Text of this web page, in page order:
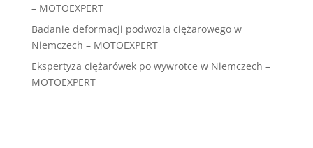
– MOTOEXPERT
Badanie deformacji podwozia ciężarowego w
Niemczech – MOTOEXPERT
Ekspertyza ciężarówek po wywrotce w Niemczech –
MOTOEXPERT